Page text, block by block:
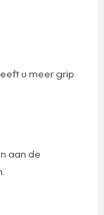
u meer grip
aan de